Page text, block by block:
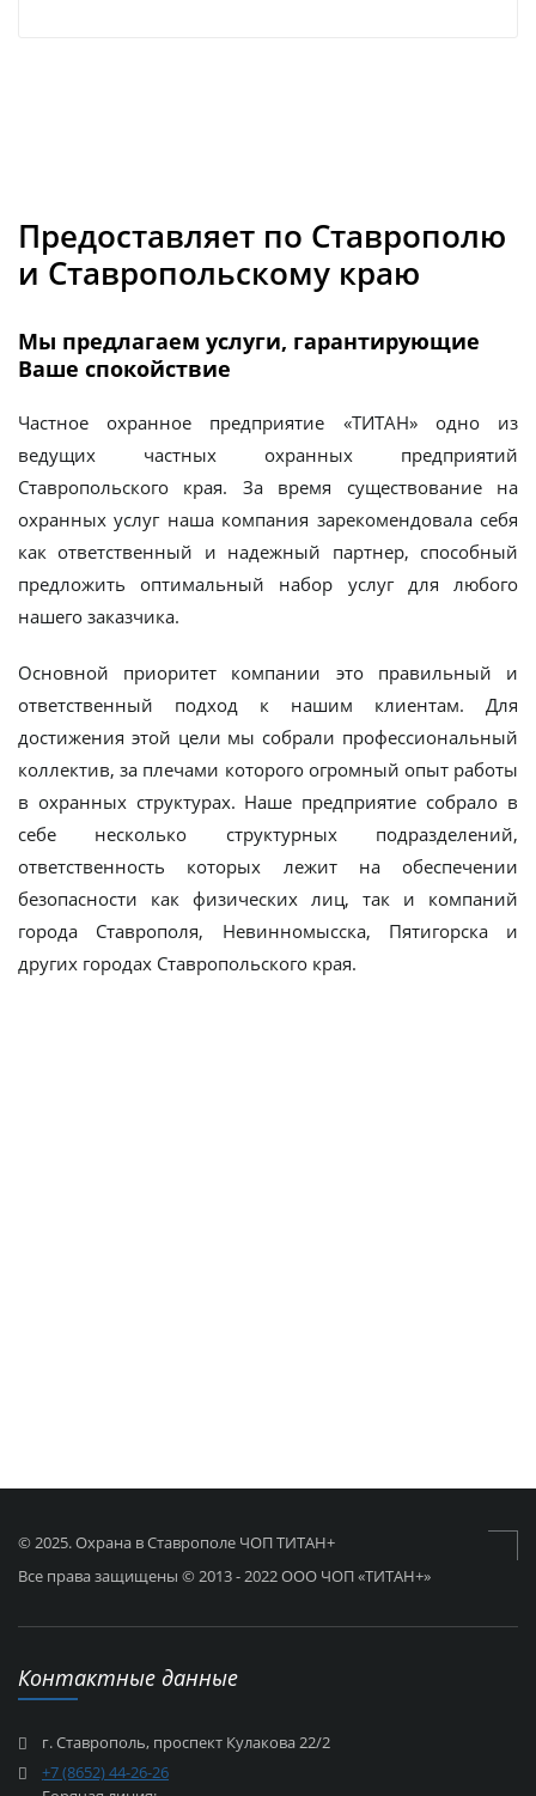
Предоставляет по Ставрополю
и Ставропольскому краю
Мы предлагаем услуги, гарантирующие
Ваше спокойствие
Частное охранное предприятие «ТИТАН» одно из
ведущих частных охранных предприятий
Ставропольского края. За время существование на
охранных услуг наша компания зарекомендовала себя
как ответственный и надежный партнер, способный
предложить оптимальный набор услуг для любого
нашего заказчика.
Основной приоритет компании это правильный и
ответственный подход к нашим клиентам. Для
достижения этой цели мы собрали профессиональный
коллектив, за плечами которого огромный опыт работы
в охранных структурах. Наше предприятие собрало в
себе несколько структурных подразделений,
ответственность которых лежит на обеспечении
безопасности как физических лиц, так и компаний
города Ставрополя, Невинномысска, Пятигорска и
других городах Ставропольского края.
© 2025. Охрана в Ставрополе ЧОП ТИТАН+
Все права защищены © 2013 - 2022 ООО ЧОП «ТИТАН+»
Контактные данные
г. Ставрополь, проспект Кулакова 22/2
+7 (8652) 44-26-26